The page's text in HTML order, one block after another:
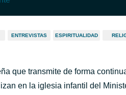
ENTREVISTAS ESPIRITUALIDAD
que transmite de forma
en la iglesia infantil del